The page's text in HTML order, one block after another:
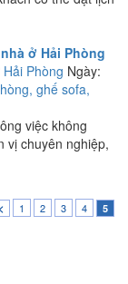
Phòng Ngày:
ghế sofa,
việc không
vị chuyên nghiệp,
< 1 2 3 4 5